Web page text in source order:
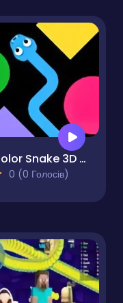
Color Snake 3D Online
0 (0 Голосів)